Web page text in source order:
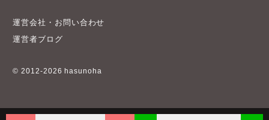
運営会社・お問い合わせ
運営者ブログ
© 2012-2026 hasunoha